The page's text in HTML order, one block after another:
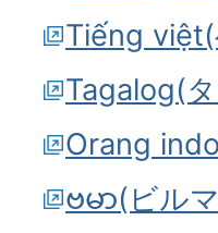
Tiếng
Tagalog(
Orang
ဗမာ(ビル